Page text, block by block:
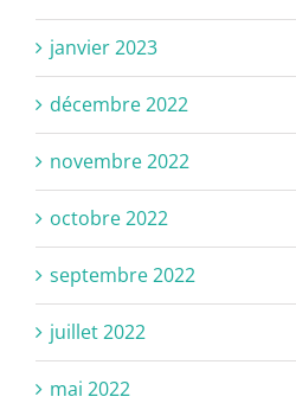
janvier 2023
décembre 2022
novembre 2022
octobre 2022
septembre 2022
juillet 2022
mai 2022